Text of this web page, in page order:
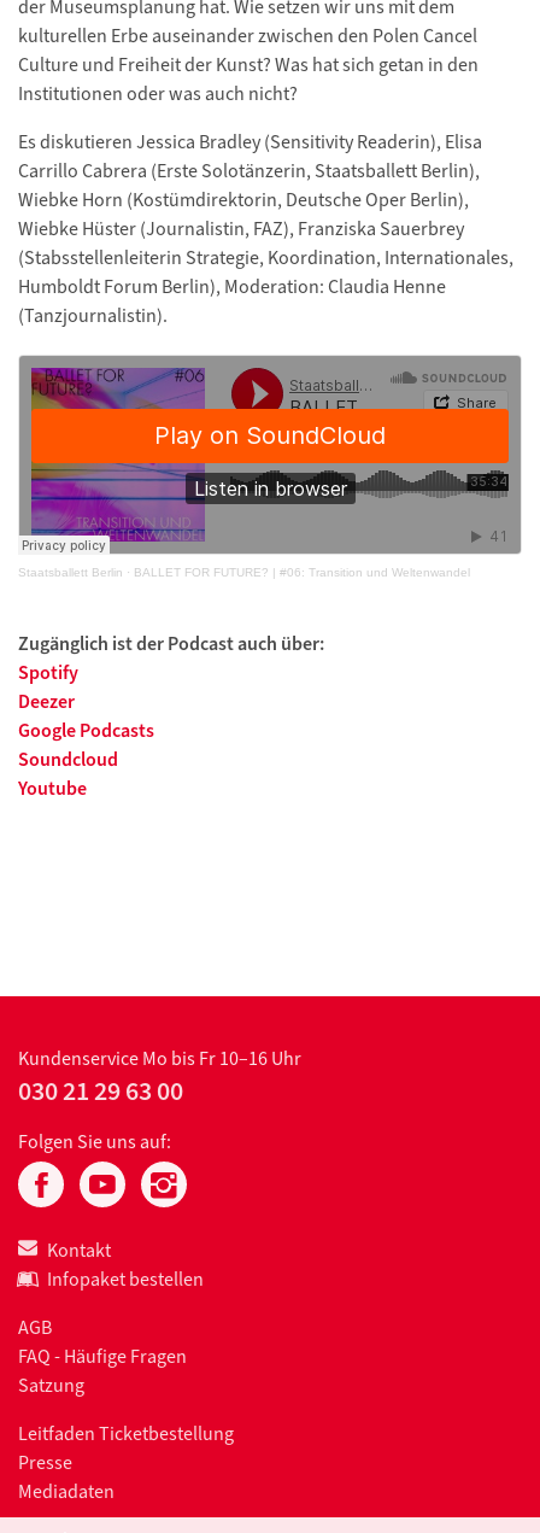
der Museumsplanung hat. Wie setzen wir uns mit dem
kulturellen Erbe auseinander zwischen den Polen Cancel
Culture und Freiheit der Kunst? Was hat sich getan in den
Institutionen oder was auch nicht?
Es diskutieren Jessica Bradley (Sensitivity Readerin), Elisa
Carrillo Cabrera (Erste Solotänzerin, Staatsballett Berlin),
Wiebke Horn (Kostümdirektorin, Deutsche Oper Berlin),
Wiebke Hüster (Journalistin, FAZ), Franziska Sauerbrey
(Stabsstellenleiterin Strategie, Koordination, Internationales,
Humboldt Forum Berlin), Moderation: Claudia Henne
(Tanzjournalistin).
Staatsballett Berlin · BALLET FOR FUTURE? | #06: Transition und Weltenwandel
Zugänglich ist der Podcast auch über:
Spotify
Deezer
Google Podcasts
Soundcloud
Youtube
KundenserviceMo bis Fr 10–16 Uhr
030 21 29 63 00
Folgen Sie uns auf:
Kontakt
Infopaket bestellen
AGB
FAQ - Häufige Fragen
Satzung
Leitfaden Ticketbestellung
Presse
Mediadaten